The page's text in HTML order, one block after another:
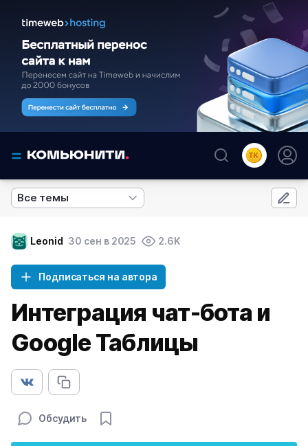
Все темы
Leonid 30 сен в 2025 2.6K
Подписаться на автора
Интеграция чат-бота и
Google Таблицы
Обсудить